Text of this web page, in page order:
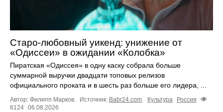
Старо-любовный уикенд: унижение от
«Одиссеи» в ожидании «Колобка»
Пиратская «Одиссея» в одну каску собрала больше
суммарной выручки двадцати топовых релизов
официального проката и в шесть раз больше его лидера, ...
Автор: Филипп Марков. Источник: Babr24.com. Культура
Россия
6124 06.08.2026